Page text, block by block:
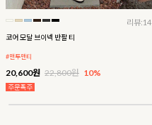
리뷰:14
코어 모달 브이넥 반팔 티
#맨투맨티
20,600원 22,800원 10%